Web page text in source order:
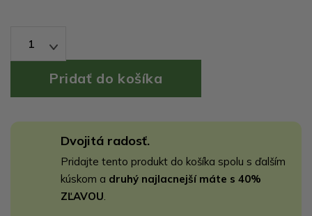
1
Dvojitá radosť.
Pridajte tento produkt do košíka spolu s ďalším
kúskom a druhý najlacnejší máte s 40%
ZĽAVOU